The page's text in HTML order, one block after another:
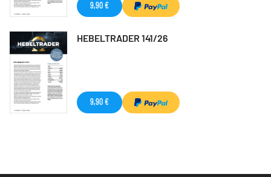
9,90 €
HEBELTRADER 141/26
9,90 €